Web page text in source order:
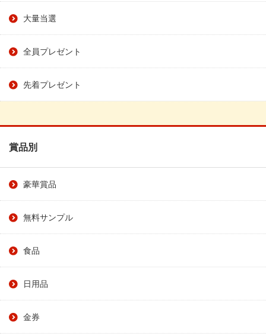
大量当選
全員プレゼント
先着プレゼント
賞品別
豪華賞品
無料サンプル
食品
日用品
金券